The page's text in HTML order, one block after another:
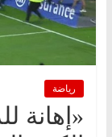
رياضة
«إهانة